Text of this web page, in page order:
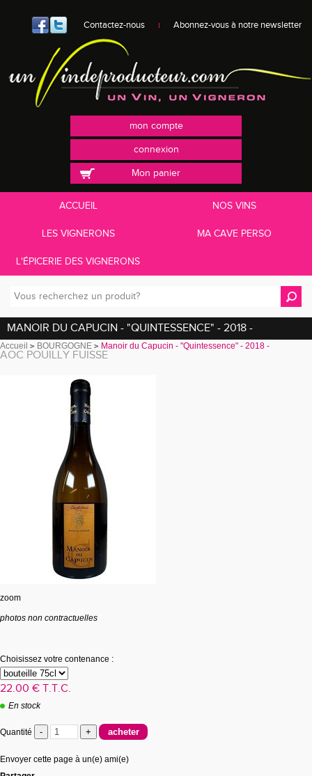
mon compte
connexion
Mon panier
ACCUEIL NOS VINS
LES VIGNERONS MA CAVE PERSO
L'ÉPICERIE DES VIGNERONS
Accueil BOURGOGNE Manoir du Capucin - "Quintessence" - 2018 -
MANOIR DU CAPUCIN - "QUINTESSENCE" - 2018 -
AOC POUILLY FUISSE
zoom
photos non contractuelles
Choisissez votre contenance :
22.00 € T.T.C.
En stock
Quantité
Envoyer cette page à un(e) ami(e)
Contactez-nous Abonnez-vous à notre newsletter